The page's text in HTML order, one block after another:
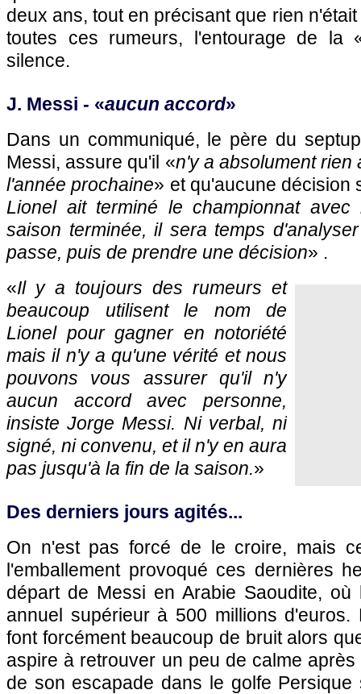
deux ans, tout en précisant que rien
toutes ces rumeurs, l'entourage de la
silence.
J. Messi - «aucun accord»
Dans un communiqué, le père du
Messi, assure qu'il «n'y a absolument
l'année prochaine» et qu'aucune décision
Lionel ait terminé le championnat
saison terminée, il sera temps
passe, puis de prendre une décision» .
«Il y a toujours des rumeurs et
beaucoup utilisent le nom de
Lionel pour gagner en notoriété
mais il n'y a qu'une vérité et nous
pouvons vous assurer qu'il n'y
aucun accord avec personne,
insiste Jorge Messi. Ni verbal, ni
signé, ni convenu, et il n'y en aura
pas jusqu'à la fin de la saison.»
Des derniers jours agités...
On n'est pas forcé de le croire, mais
l'emballement provoqué ces dernières
départ de Messi en Arabie Saoudite, où
annuel supérieur à 500 millions
font forcément beaucoup de bruit alors
aspire à retrouver un peu de calme
de son escapade dans le golfe